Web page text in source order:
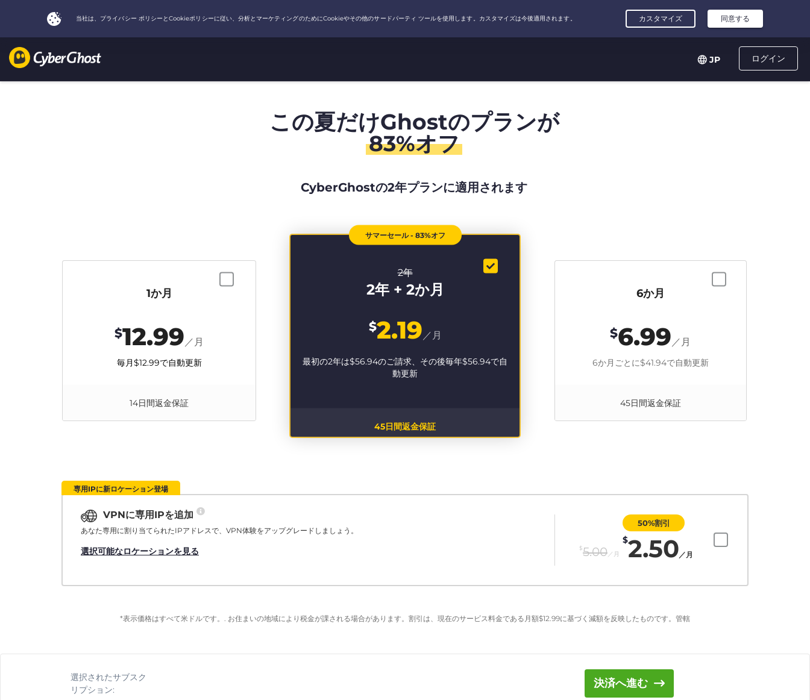
ログイン
JP
この夏だけGhostのプランが
83%オフ
CyberGhostの2年プランに適用されます
サマーセール - 83%オフ
2年
2年 + 2か月
$2.19 ／月
最初の2年は$56.94のご請求、その後毎年$56.94で自
動更新
45日間返金保証
6か月
$6.99 ／月
6か月ごとに$41.94で自動更新
45日間返金保証
1か月
$12.99 ／月
毎月$12.99で自動更新
14日間返金保証
専用IPに新ロケーション登場
VPNに専用IPを追加
あなた専用に割り当てられたIPアドレスで、VPN体験をアップグレードしましょう。
選択可能なロケーションを見る $5.00／月
50%割引
$2.50 ／月
*表示価格はすべて米ドルです。. お住まいの地域により税金が課される場合があります。割引は、現在のサービス料金である月額$12.99に基づく減額を反映したものです。管轄
選択されたサブスク
リプション:
決済へ進む